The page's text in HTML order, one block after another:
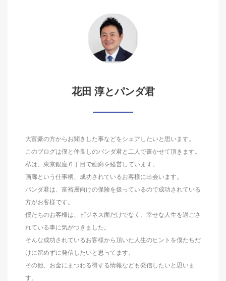
花田 淳とパンダ君
大富豪の方からお聞きした事などをシェアしたいと思います。
このブログは僕と仲良しのパンダ君と二人で書かせて頂きます。
私は、東京銀座６丁目で画廊を経営しています。
画廊という仕事柄、成功されているお客様に出会います。
パンダ君は、富裕層向けの保険を扱っているので成功されている
方がお客様です。
僕たちのお客様は、ビジネス面だけでなく、幸せな人生を過ごさ
れている事に気がつきました。
そんな成功されているお客様から頂いた人生のヒントを僕たちだ
けに留めずに発信したいと思ってます。
その他、お金にまつわる得する情報なども発信したいと思いま
す。